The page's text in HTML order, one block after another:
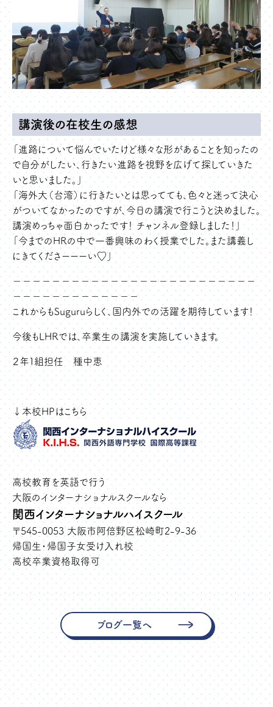
講演後の在校生の感想
「進路について悩んでいたけど様々な形があることを知ったの
で自分がしたい、行きたい進路を視野を広げて探していきた
いと思いました。」
「海外大（台湾）に行きたいとは思ってても、色々と迷って決心
がついてなかったのですが、今日の講演で行こうと決めました。
講演めっちゃ面白かったです！ チャンネル登録しました！」
「今までのHRの中で一番興味のわく授業でした。また講義し
にきてくださーーーい♡」
－－－－－－－－－－－－－－－－－－－－－－－－－
－－－－－－－－－－－－－
これからもSuguruらしく、国内外での活躍を期待しています！
今後もLHRでは、卒業生の講演を実施していきます。
２年１組担任 種中恵
↓本校HPはこちら
高校教育を英語で行う
大阪のインターナショナルスクールなら
関西インターナショナルハイスクール
〒545-0053 大阪市阿倍野区松崎町2-9-36
帰国生・帰国子女受け入れ校
高校卒業資格取得可
ブログ一覧へ